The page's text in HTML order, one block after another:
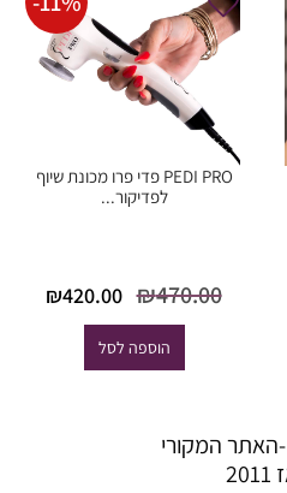
המחיר
PEDI PRO פדי פרו מכונת שיוף
לפדיקור...
₪470.00
המחיר
היה:
₪470.00.
₪420.00
הוספה לסל
-האתר המקורי